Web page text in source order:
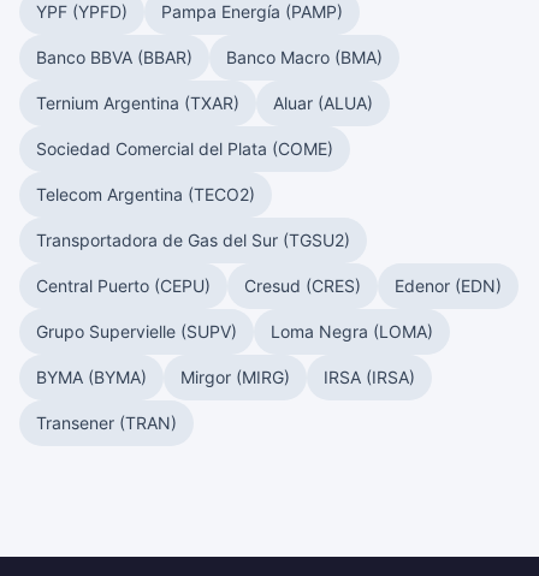
YPF (YPFD) Pampa Energía (PAMP)
Banco BBVA (BBAR) Banco Macro (BMA)
Ternium Argentina (TXAR) Aluar (ALUA)
Sociedad Comercial del Plata (COME)
Telecom Argentina (TECO2)
Transportadora de Gas del Sur (TGSU2)
Central Puerto (CEPU) Cresud (CRES) Edenor (EDN)
Grupo Supervielle (SUPV) Loma Negra (LOMA)
BYMA (BYMA) Mirgor (MIRG) IRSA (IRSA)
Transener (TRAN)